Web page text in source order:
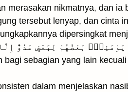
merasakan nikmatnya, dan
tersebut lenyap, dan cinta
dipersingkat
bagi sebagian yang lain
dalam menjelaskan